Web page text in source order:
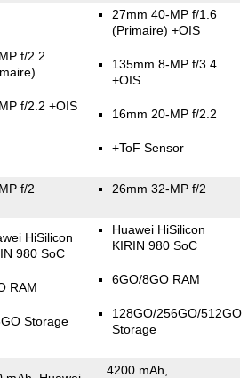
f/2.2
f/2.2 +OIS
27mm 40-MP f/1.6
(Primaire) +OIS
135mm 8-MP f/3.4
+OIS
16mm 20-MP f/2.2
+ToF Sensor
f/2 26mm 32-MP f/2
HiSilicon
980 SoC
RAM
Storage
Huawei HiSilicon
KIRIN 980 SoC
6GO/8GO RAM
128GO/256GO/512GO
Storage
4200 mAh,